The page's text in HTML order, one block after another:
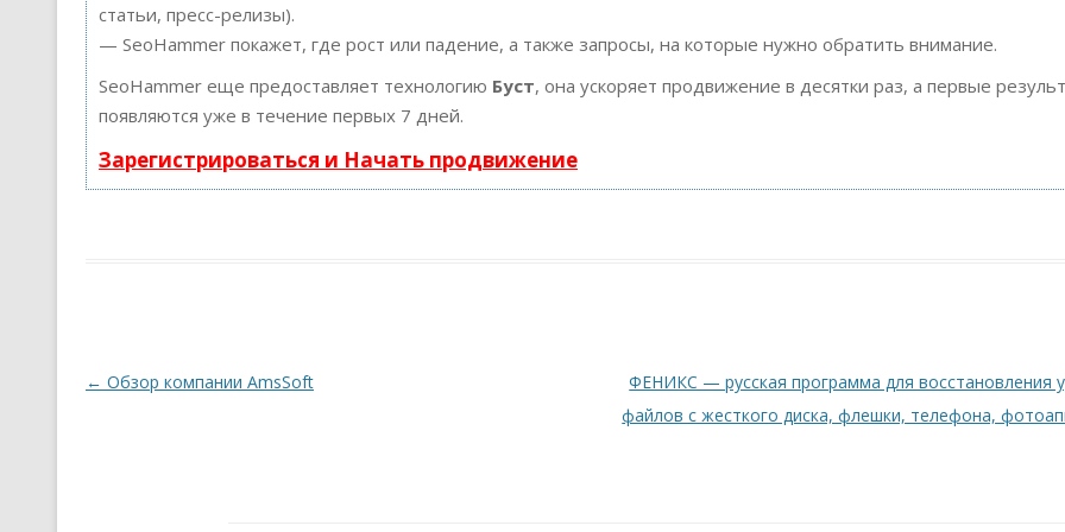
статьи, пресс-релизы).
— SeoHammer покажет, где рост или падение, а также запросы, на которые нужно обратить внимание.
SeoHammer еще предоставляет технологию Буст, она ускоряет продвижение в десятки раз, а первые
появляются уже в течение первых 7 дней.
Зарегистрироваться и Начать продвижение
Навигация по записям
← Обзор компании AmsSoft
ФЕНИКС — русская программа для восстановления
файлов с жесткого диска, флешки, телефона,